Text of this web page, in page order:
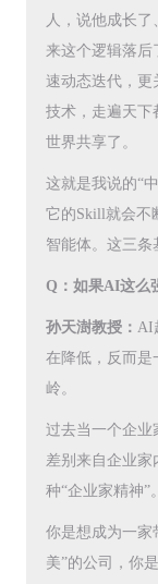
人，说他成长
来这个逻辑落
速动态迭代，更
技术，走遍天下
世界共享了。
这就是我说的“
它的Skill就会不
智能体。这三条
Q：如果AI这么
孙天澍教授： AI
在降低，反而是
岭。
过去当一个企业
差别来自企业家
种“企业家精神”。
你是想成为一家
美”的公司，你